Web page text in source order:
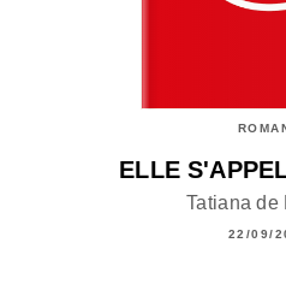
ELLE
Tatiana de
22/09/